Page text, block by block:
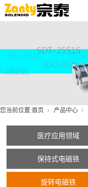
您当前位置:首页 产品中心
医疗应用领域
保持式电磁铁
旋转电磁铁